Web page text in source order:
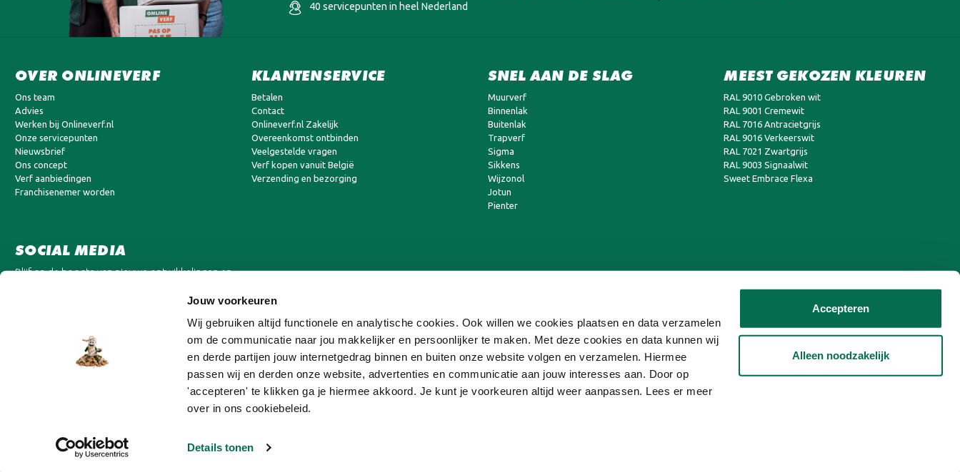
Jouw voorkeuren
Wij gebruiken altijd functionele en analytische cookies. Ook willen we cookies plaatsen en data verzamelen
om de communicatie naar jou makkelijker en persoonlijker te maken. Met deze cookies en data kunnen wij
en derde partijen jouw internetgedrag binnen en buiten onze website volgen en verzamelen. Hiermee
passen wij en derden onze website, advertenties en communicatie aan jouw interesses aan. Door op
'accepteren' te klikken ga je hiermee akkoord. Je kunt je voorkeuren altijd weer aanpassen. Lees er meer
over in ons cookiebeleid.
Details tonen
Accepteren
Alleen noodzakelijk
40 servicepunten in heel Nederland
OVER ONLINEVERF
Ons team
Advies
Werken bij Onlineverf.nl
Onze servicepunten
Nieuwsbrief
Ons concept
Verf aanbiedingen
Franchisenemer worden
KLANTENSERVICE
Betalen
Contact
Onlineverf.nl Zakelijk
Overeenkomst ontbinden
Veelgestelde vragen
Verf kopen vanuit België
Verzending en bezorging
SNEL AAN DE SLAG
Muurverf
Binnenlak
Buitenlak
Trapverf
Sigma
Sikkens
Wijzonol
Jotun
Pienter
MEEST GEKOZEN KLEUREN
RAL 9010 Gebroken wit
RAL 9001 Cremewit
RAL 7016 Antracietgrijs
RAL 9016 Verkeerswit
RAL 7021 Zwartgrijs
RAL 9003 Signaalwit
Sweet Embrace Flexa
SOCIAL MEDIA
Blijf op de hoogte van nieuwe ontwikkelingen en